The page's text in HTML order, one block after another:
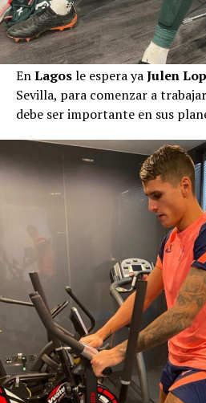
EnLagosle espera yaJulen
Sevilla, para comenzar a
debe ser importante en sus